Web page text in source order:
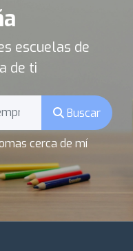
escuelas de
de ti
Buscar
cerca de mí